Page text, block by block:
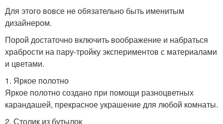
Для этого вовсе не обязательно быть именитым
дизайнером.
Порой достаточно включить воображение и набраться
храбрости на пару-тройку экспериментов с материалами
и цветами.
1. Яркое полотно
Яркое полотно создано при помощи разноцветных
карандашей, прекрасное украшение для любой комнаты.
2. Столик из бутылок